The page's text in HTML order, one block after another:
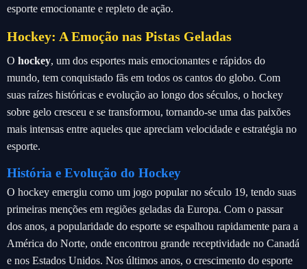
esporte emocionante e repleto de ação.
Hockey: A Emoção nas Pistas Geladas
O hockey, um dos esportes mais emocionantes e rápidos do
mundo, tem conquistado fãs em todos os cantos do globo. Com
suas raízes históricas e evolução ao longo dos séculos, o hockey
sobre gelo cresceu e se transformou, tornando-se uma das paixões
mais intensas entre aqueles que apreciam velocidade e estratégia no
esporte.
História e Evolução do Hockey
O hockey emergiu como um jogo popular no século 19, tendo suas
primeiras menções em regiões geladas da Europa. Com o passar
dos anos, a popularidade do esporte se espalhou rapidamente para a
América do Norte, onde encontrou grande receptividade no Canadá
e nos Estados Unidos. Nos últimos anos, o crescimento do esporte